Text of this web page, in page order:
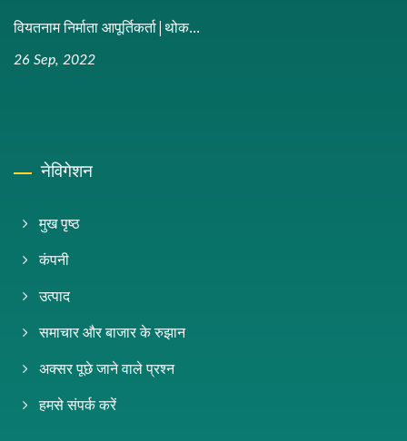
वियतनाम निर्माता आपूर्तिकर्ता|थोक...
26 Sep, 2022
नेविगेशन
मुख पृष्ठ
कंपनी
उत्पाद
समाचार और बाजार के रुझान
अक्सर पूछे जाने वाले प्रश्न
हमसे संपर्क करें